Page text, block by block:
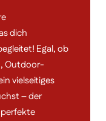
dich
Egal, ob
Outdoor-
vielseitiges
– der